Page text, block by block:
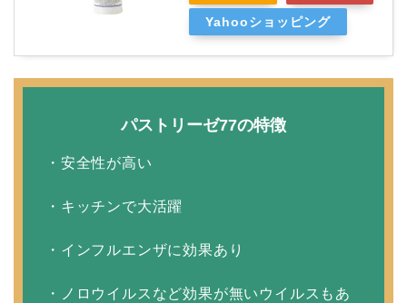
Yahooショッピング
パストリーゼ77の特徴
・安全性が高い
・キッチンで大活躍
・インフルエンザに効果あり
・ノロウイルスなど効果が無いウイルスもあ